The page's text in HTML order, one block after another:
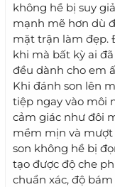
không hề bị suy
mạnh mẽ hơn dù
mặt trận làm đẹp.
khi mà bất kỳ ai
đều dành cho em
Khi đánh son lên
tiệp ngay vào môi
cảm giác như đôi
mềm mịn và mượt
son không hề bị
tạo được độ che
chuẩn xác, độ